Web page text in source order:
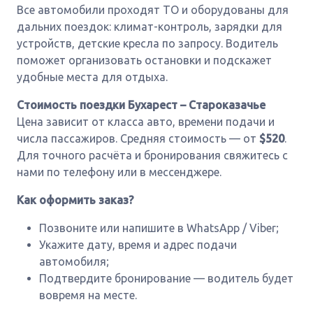
Все автомобили проходят ТО и оборудованы для
дальних поездок: климат-контроль, зарядки для
устройств, детские кресла по запросу. Водитель
поможет организовать остановки и подскажет
удобные места для отдыха.
Стоимость поездки Бухарест – Староказачье
Цена зависит от класса авто, времени подачи и
числа пассажиров. Средняя стоимость — от $520.
Для точного расчёта и бронирования свяжитесь с
нами по телефону или в мессенджере.
Как оформить заказ?
Позвоните или напишите в WhatsApp / Viber;
Укажите дату, время и адрес подачи
автомобиля;
Подтвердите бронирование — водитель будет
вовремя на месте.